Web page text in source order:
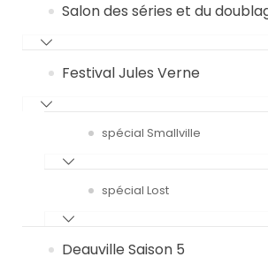
Salon des séries et du
Festival Jules Verne
spécial Smallville
spécial Lost
Deauville Saison 5